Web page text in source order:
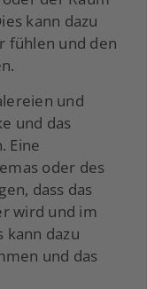
kann dazu
fühlen und den
und
und das
Eine
oder des
dass das
wird und im
kann dazu
und das